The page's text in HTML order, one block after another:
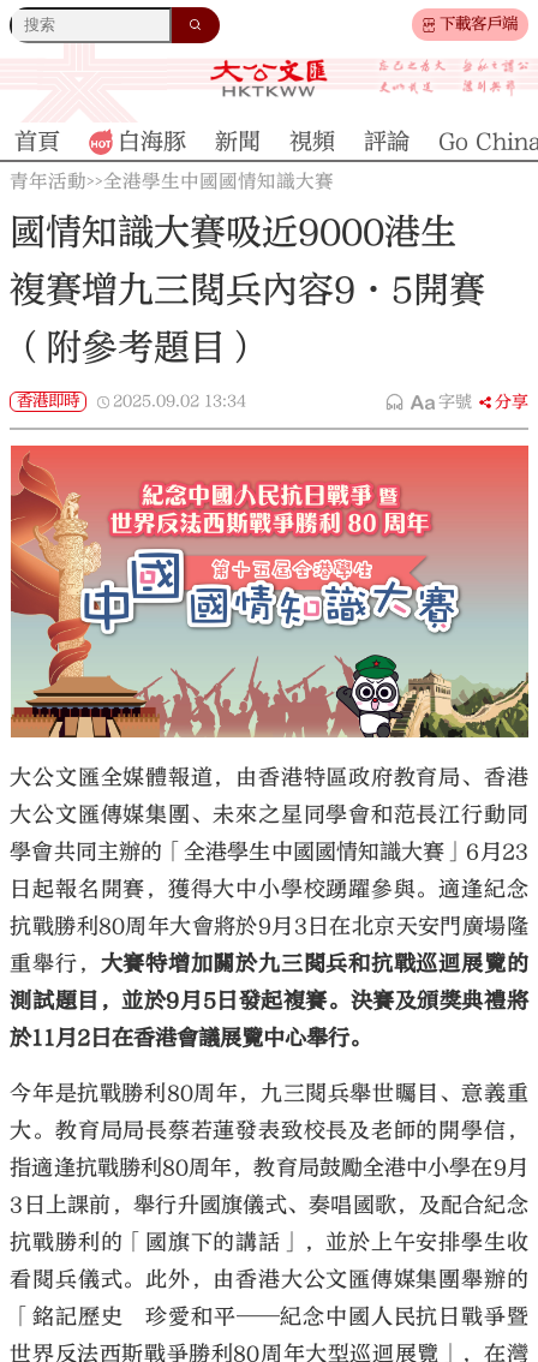
下載客戶端
大公文匯
首頁 白海豚 新聞 視頻 評論 Go
青年活動>>全港學生中國國情知識大賽
國情知識大賽吸近9000港生
複賽增九三閱兵內容9·5開賽
（附參考題目）
香港即時 2025.09.02 13:34 字號 分享
大公文匯全媒體報道，由香港特區政府教育局、香港
大公文匯傳媒集團、未來之星同學會和范長江行動同
學會共同主辦的「全港學生中國國情知識大賽」6月23
日起報名開賽，獲得大中小學校踴躍參與。適逢紀念
抗戰勝利80周年大會將於9月3日在北京天安門廣場隆
重舉行， 大賽特增加關於九三閱兵和抗戰巡迴展覽的
測試題目，並於9月5日發起複賽。決賽及頒獎典禮將
於11月2日在香港會議展覽中心舉行。
今年是抗戰勝利80周年，九三閱兵舉世矚目、意義重
大。教育局局長蔡若蓮發表致校長及老師的開學信，
指適逢抗戰勝利80周年，教育局鼓勵全港中小學在9月
3日上課前，舉行升國旗儀式、奏唱國歌，及配合紀念
抗戰勝利的「國旗下的講話」，並於上午安排學生收
看閱兵儀式。此外，由香港大公文匯傳媒集團舉辦的
「銘記歷史 珍愛和平──紀念中國人民抗日戰爭暨
世界反法西斯戰爭勝利80周年大型巡迴展覽」，在灣